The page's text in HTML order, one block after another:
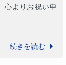
別指導塾時代
祈り申し上げま
心よりお祝い申
ない点を一つ
続きを読む